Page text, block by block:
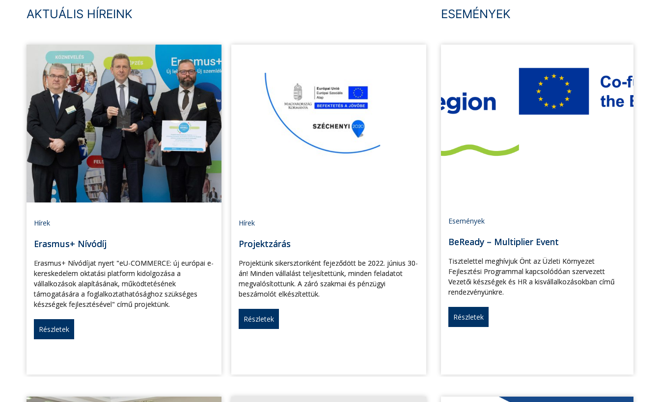
AKTUÁLIS HÍREINK
Hírek
Erasmus+ Nívódíj
Erasmus+ Nívódíjat nyert "eU-COMMERCE: új európai e-
kereskedelem oktatási platform kidolgozása a
vállalkozások alapításának, működtetésének
támogatására a foglalkoztathatósághoz szükséges
készségek fejlesztésével" című projektünk.
Részletek
Hírek
Projektzárás
Projektünk sikersztoriként fejeződött be 2022. június 30-
án! Minden vállalást teljesítettünk, minden feladatot
megvalósítottunk. A záró szakmai és pénzügyi
beszámolót elkészítettük.
Részletek
ESEMÉNYEK
Események
BeReady – Multiplier Event
Tisztelettel meghívjuk Önt az Üzleti Környezet
Fejlesztési Programmal kapcsolódóan szervezett
Vezetői készségek és HR a kisvállalkozásokban című
rendezvényünkre.
Részletek